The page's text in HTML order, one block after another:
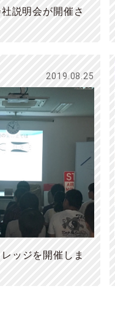
説明会が開催さ
2019.08.25
ッジを開催しま